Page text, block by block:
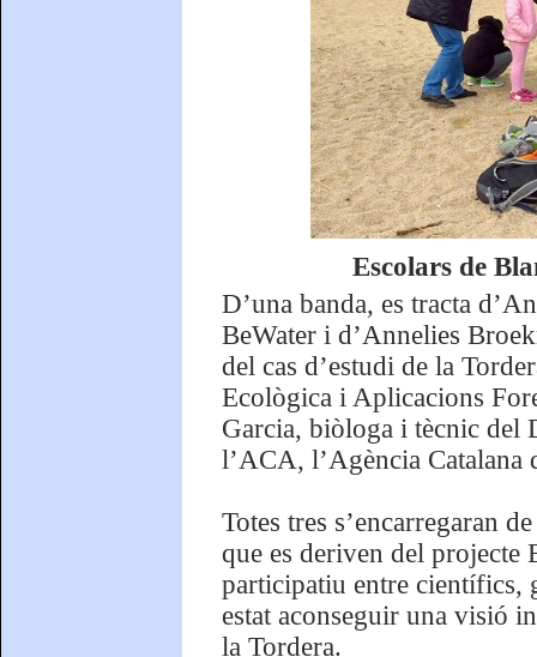
Escolars de
D’una banda, es tracta
BeWater i d’Annelies
del cas d’estudi de la
Ecològica i Aplicacions
Garcia, biòloga i tècnic del
l’ACA, l’Agència Catalana
Totes tres s’encarregaran
que es deriven del projecte
participatiu entre científics,
estat aconseguir una visió
la Tordera.